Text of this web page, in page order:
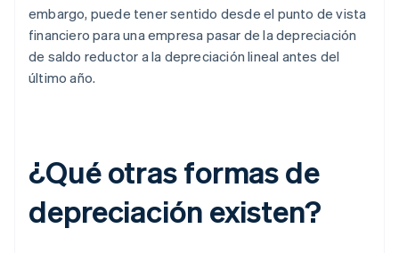
embargo, puede tener sentido desde el punto de vista
financiero para una empresa pasar de la depreciación
de saldo reductor a la depreciación lineal antes del
último año.
¿Qué otras formas de
depreciación existen?